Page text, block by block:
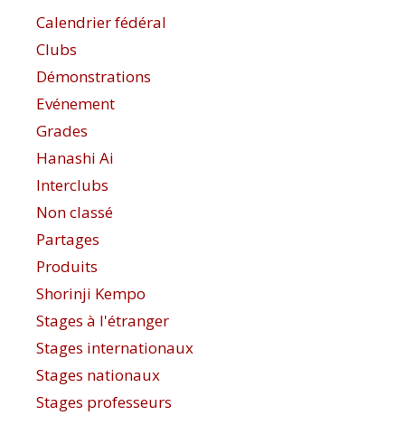
Calendrier fédéral
Clubs
Démonstrations
Evénement
Grades
Hanashi Ai
Interclubs
Non classé
Partages
Produits
Shorinji Kempo
Stages à l'étranger
Stages internationaux
Stages nationaux
Stages professeurs